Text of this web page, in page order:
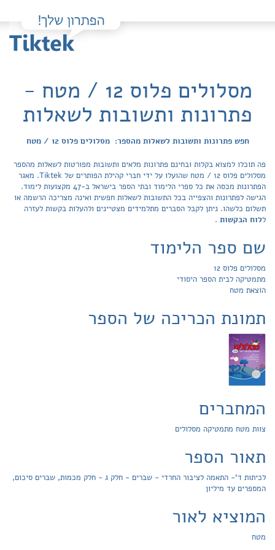
מסלולים פלוס 12 / מטח -
פתרונות ותשובות לשאלות
חפש פתרונות ותשובות לשאלות מהספר: מסלולים פלוס 12 / מטח
פה תוכלו למצוא בקלות ובחינם פתרונות מלאים ותשובות מפורטות לשאלות מהספר
מסלולים פלוס 12 / מטח שהועלו על ידי חברי קהילת הפותרים של Tiktek. מאגר
הפתרונות מכסה את כל ספרי הלימוד ובתי הספר בישראל ב-47 מקצועות לימוד.
הגישה לפתרונות והצפייה בכל התשובות לשאלות חפשית ואינה מצריכה הרשמה או
תשלום כלשהו. ניתן לקבל הסברים מתלמידים מצטיינים ולהעלות בקשות לעזרה
ללוח הבקשות .
שם ספר הלימוד
מסלולים פלוס 12
מתמטיקה לבית הספר היסודי
הוצאת מטח
תמונת הכריכה של הספר
המחברים
צוות מטח מתמטיקה מסלולים
תאור הספר
לכיתות ד'- התאמה לציבור החרדי - שברים - חלק ג - חלק מכמות, שברים סיכום,
המספרים עד מיליון
המוציא לאור
מטח